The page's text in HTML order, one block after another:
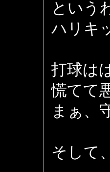
という
ハリキ
打球は
慌てて
まぁ、
そして